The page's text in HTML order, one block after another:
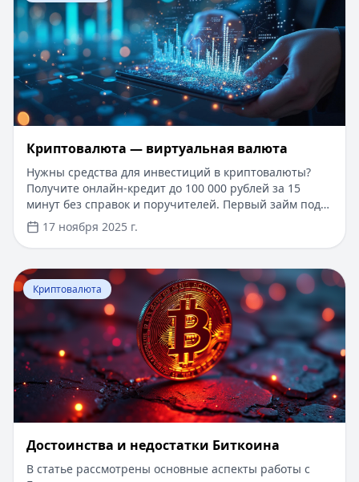
Криптовалюта — виртуальная валюта
Нужны средства для инвестиций в криптовалюты?
Получите онлайн-кредит до 100 000 рублей за 15
минут без справок и поручителей. Первый займ под
0% для новых клиентов, одобрение за 5 минут по
паспорту. В статье вы узнаете о принципах работы
криптовалют, безопасном хранении цифровых
активов, перспективах развития рынка и
практическом применении блокчейн-технологий в
2025 году. Подробно рассмотрены популярные
криптовалюты, способы инвестирования и правовые
аспекты.
17 ноября 2025 г.
Перейти к статье: Достоинства и недостатки Биткоина
Криптовалюта
Достоинства и недостатки Биткоина
В статье рассмотрены основные аспекты работы с